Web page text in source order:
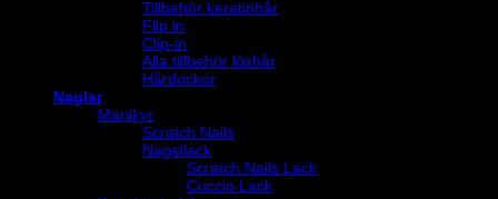
Tillbehör keratinhår
Flip in
Clip-in
Alla tillbehör löshår
Hårdockor
Naglar
Manikyr
Scratch Nails
Nagellack
Scratch Nails Lack
Cuccio Lack